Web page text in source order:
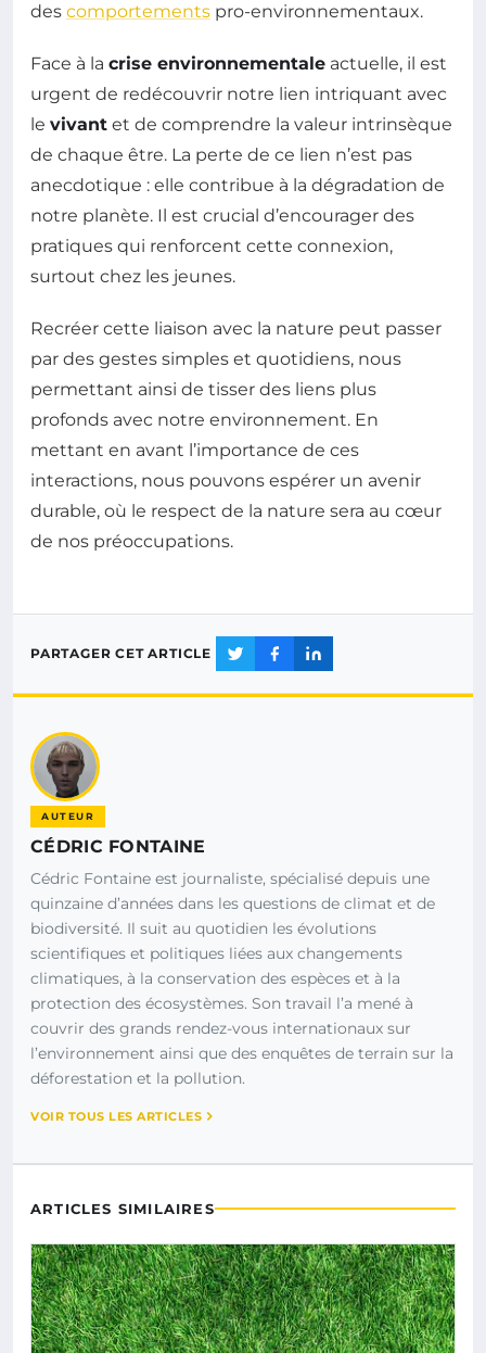
des comportements pro-environnementaux.
Face à la crise environnementale actuelle, il est
urgent de redécouvrir notre lien intriquant avec
le vivant et de comprendre la valeur intrinsèque
de chaque être. La perte de ce lien n’est pas
anecdotique : elle contribue à la dégradation de
notre planète. Il est crucial d’encourager des
pratiques qui renforcent cette connexion,
surtout chez les jeunes.
Recréer cette liaison avec la nature peut passer
par des gestes simples et quotidiens, nous
permettant ainsi de tisser des liens plus
profonds avec notre environnement. En
mettant en avant l’importance de ces
interactions, nous pouvons espérer un avenir
durable, où le respect de la nature sera au cœur
de nos préoccupations.
PARTAGER CET ARTICLE
AUTEUR
CÉDRIC FONTAINE
Cédric Fontaine est journaliste, spécialisé depuis une
quinzaine d’années dans les questions de climat et de
biodiversité. Il suit au quotidien les évolutions
scientifiques et politiques liées aux changements
climatiques, à la conservation des espèces et à la
protection des écosystèmes. Son travail l’a mené à
couvrir des grands rendez-vous internationaux sur
l’environnement ainsi que des enquêtes de terrain sur la
déforestation et la pollution.
VOIR TOUS LES ARTICLES
ARTICLES SIMILAIRES